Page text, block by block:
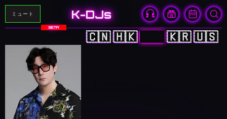
ミュート K-DJs
BETA
🇨🇳🇭🇰🇯🇵 🇰🇷🇺🇸